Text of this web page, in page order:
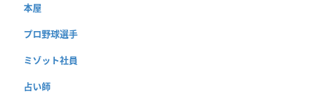
本屋
プロ野球選手
ミゾット社員
占い師